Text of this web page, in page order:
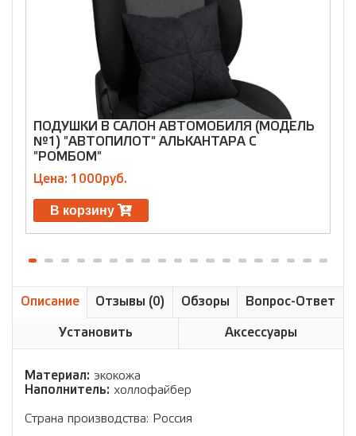
ПОДУШКИ В САЛОН АВТОМОБИЛЯ (МОДЕЛЬ
№1) "АВТОПИЛОТ" АЛЬКАНТАРА С
"РОМБОМ"
Цена: 1000руб.
В корзину
Описание Отзывы (0) Обзоры Вопрос-Ответ
Установить Аксессуары
Материал: экокожа
Наполнитель: холлофайбер
Страна производства: Россия